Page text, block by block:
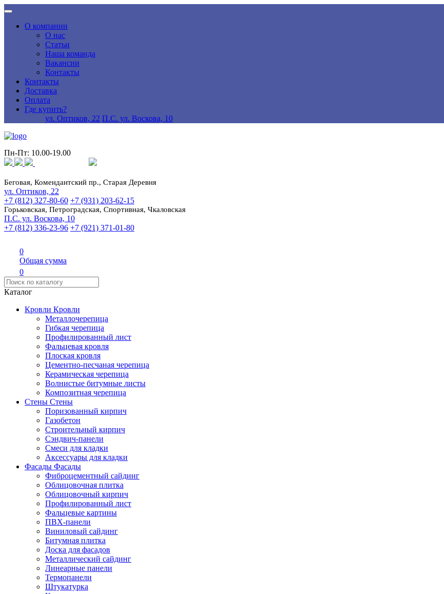
О компании
О нас
Статьи
Наша команда
Вакансии
Контакты
Контакты
Доставка
Оплата
Где купить?
ул. Оптиков, 22 П.С. ул. Воскова, 10
Пн-Пт: 10.00-19.00
Беговая, Комендантский пр., Старая Деревня
ул. Оптиков, 22
+7 (812) 327-80-60 +7 (931) 203-62-15
Горьковская, Петроградская, Спортивная, Чкаловская
П.С. ул. Воскова, 10
+7 (812) 336-23-96 +7 (921) 371-01-80
0
Общая сумма
0
Каталог
Кровли Кровли
Металлочерепица
Гибкая черепица
Профилированный лист
Фальцевая кровля
Плоская кровля
Цементно-песчаная черепица
Керамическая черепица
Волнистые битумные листы
Композитная черепица
Стены Стены
Поризованный кирпич
Газобетон
Строительный кирпич
Сэндвич-панели
Смеси для кладки
Аксессуары для кладки
Фасады Фасады
Фиброцементный сайдинг
Облицовочная плитка
Облицовочный кирпич
Профилированный лист
Фальцевые картины
ПВХ-панели
Виниловый сайдинг
Битумная плитка
Доска для фасадов
Металлический сайдинг
Линеарные панели
Термопанели
Штукатурка